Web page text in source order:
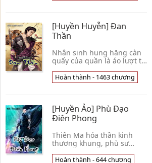
[Huyền Huyễn] Đan
Thần
Nhân sinh hung hăng càn
quấy của quần là áo lượt từ
cầu đỉnh phong đan đạo vô
thượng, thành tựu Bất Hủ
: Sưu tầm Internet Tải về
đọc Offline Xem thêm »
Hoàn thành - 1463 chương
[Huyền Ảo] Phù Đạo
Điên Phong
Thiên Ma hóa thần kinh
thương khung, phù sư
khôn.Một cái bị gia tộc vứt
Hoàn thành - 644 chương